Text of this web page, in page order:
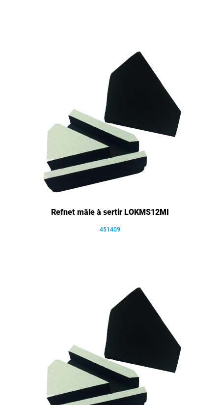
Refnet mâle à sertir LOKMS12MI
451409